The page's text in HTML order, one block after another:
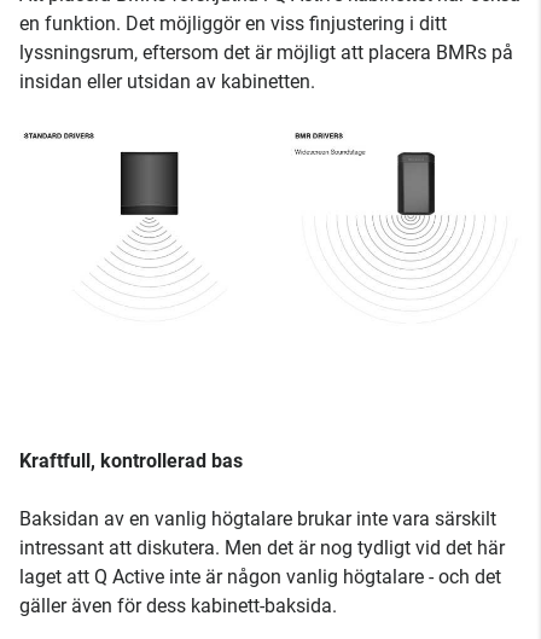
en funktion. Det möjliggör en viss finjustering i ditt
lyssningsrum, eftersom det är möjligt att placera BMRs på
insidan eller utsidan av kabinetten.
Kraftfull, kontrollerad bas
Baksidan av en vanlig högtalare brukar inte vara särskilt
intressant att diskutera. Men det är nog tydligt vid det här
laget att Q Active inte är någon vanlig högtalare - och det
gäller även för dess kabinett-baksida.